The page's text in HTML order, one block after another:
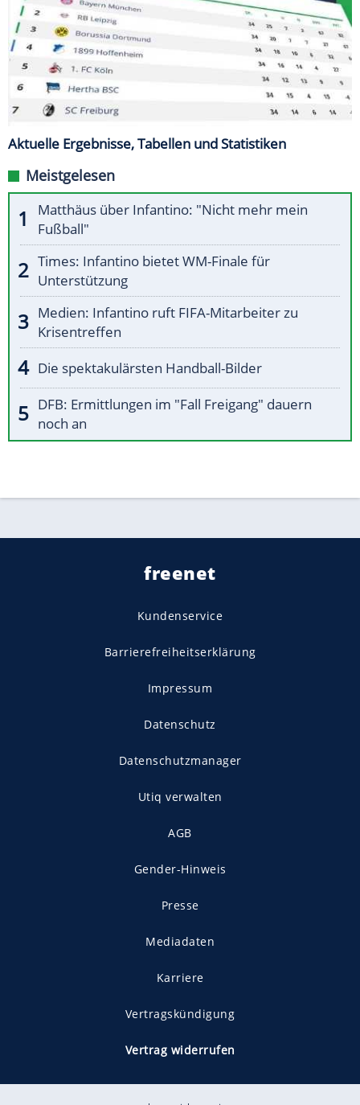
Aktuelle Ergebnisse, Tabellen und Statistiken
Meistgelesen
Matthäus über Infantino: "Nicht mehr mein
Fußball"
Times: Infantino bietet WM-Finale für
Unterstützung
Medien: Infantino ruft FIFA-Mitarbeiter zu
Krisentreffen
Die spektakulärsten Handball-Bilder
DFB: Ermittlungen im "Fall Freigang" dauern
noch an
freenet
Kundenservice
Barrierefreiheitserklärung
Impressum
Datenschutz
Datenschutzmanager
Utiq verwalten
AGB
Gender-Hinweis
Presse
Mediadaten
Karriere
Vertragskündigung
Vertrag widerrufen